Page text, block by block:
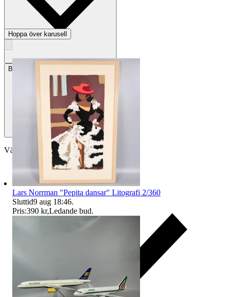
Betalning
Välj till köparskydd
Hoppa över karusell
Lars Norrman "Pepita dansar" Litografi 2/360
Sluttid9 aug 18:46.
Pris:390 kr,Ledande bud.